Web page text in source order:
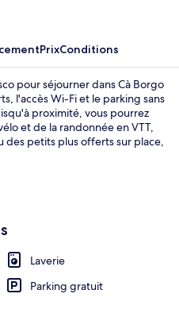
PrixConditions
pour séjourner dans Cà Borgo
l'accès Wi-Fi et le parking sans
proximité, vous pourrez
et de la randonnée en VTT,
des petits plus offerts sur place,
Laverie
Parking gratuit